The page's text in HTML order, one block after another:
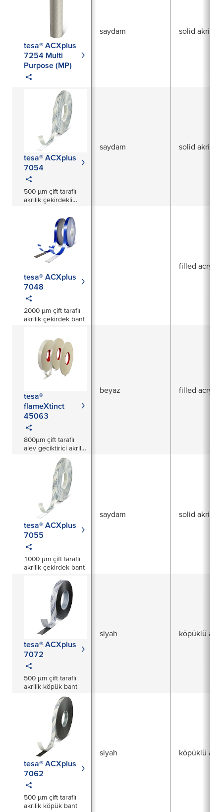
tesa® ACXplus
7254 Multi
Purpose (MP)
saydam solid akrilik
tesa® ACXplus
7054
500 µm çift taraflı
akrilik çekirdekli
saydam solid akrilik
tesa® ACXplus
7048
2000 µm çift taraflı
akrilik çekirdek bant
filled acrylic
tesa®
flameXtinct
45063
800µm çift taraflı
alev geciktirici akrilik
çekirdek bant
beyaz filled acrylic
tesa® ACXplus
7055
1000 µm çift taraflı
akrilik çekirdek bant
saydam solid akrilik
tesa® ACXplus
7072
500 µm çift taraflı
akrilik köpük bant
siyah köpüklü
tesa® ACXplus
7062
500 µm çift taraflı
akrilik köpük bant
siyah köpüklü